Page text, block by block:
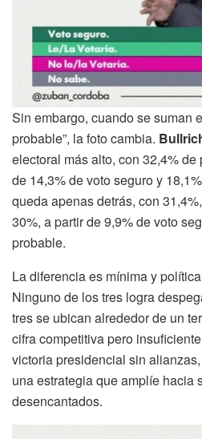
Sin embargo, cuando se suman
probable”, la foto cambia.
electoral más alto, con 32,4%
de 14,3% de voto seguro y
queda apenas detrás, con
30%, a partir de 9,9% de voto
probable.
La diferencia es mínima y
Ninguno de los tres logra
tres se ubican alrededor de un
cifra competitiva pero
victoria presidencial sin
una estrategia que amplíe hacia
desencantados.